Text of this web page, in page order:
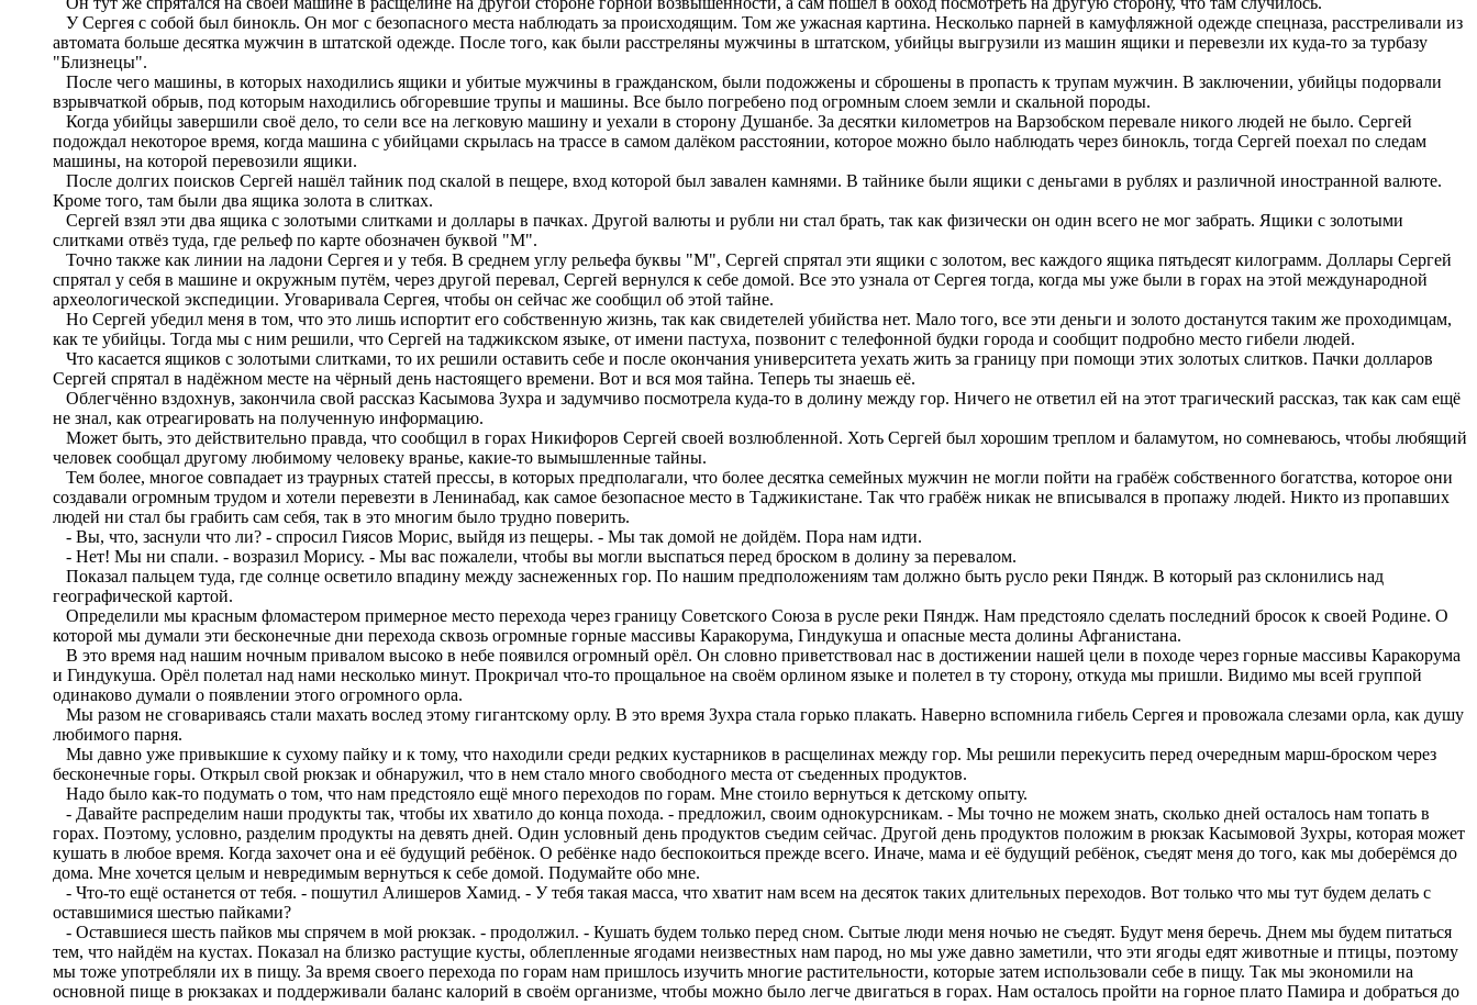
У Сергея с собой был бинокль. Он мог с безопасного места наблюдать за происходящим. Том же ужасная картина. Несколько парней в камуфляжной одежде спецназа, расстреливали из
автомата больше десятка мужчин в штатской одежде. После того, как были расстреляны мужчины в штатском, убийцы выгрузили из машин ящики и перевезли их куда-то за турбазу
"Близнецы".
После чего машины, в которых находились ящики и убитые мужчины в гражданском, были подожжены и сброшены в пропасть к трупам мужчин. В заключении, убийцы подорвали
взрывчаткой обрыв, под которым находились обгоревшие трупы и машины. Все было погребено под огромным слоем земли и скальной породы.
Когда убийцы завершили своё дело, то сели все на легковую машину и уехали в сторону Душанбе. За десятки километров на Варзобском перевале никого людей не было. Сергей
подождал некоторое время, когда машина с убийцами скрылась на трассе в самом далёком расстоянии, которое можно было наблюдать через бинокль, тогда Сергей поехал по следам
машины, на которой перевозили ящики.
После долгих поисков Сергей нашёл тайник под скалой в пещере, вход которой был завален камнями. В тайнике были ящики с деньгами в рублях и различной иностранной валюте.
Кроме того, там были два ящика золота в слитках.
Сергей взял эти два ящика с золотыми слитками и доллары в пачках. Другой валюты и рубли ни стал брать, так как физически он один всего не мог забрать. Ящики с золотыми
слитками отвёз туда, где рельеф по карте обозначен буквой "М".
Точно также как линии на ладони Сергея и у тебя. В среднем углу рельефа буквы "М", Сергей спрятал эти ящики с золотом, вес каждого ящика пятьдесят килограмм. Доллары Сергей
спрятал у себя в машине и окружным путём, через другой перевал, Сергей вернулся к себе домой. Все это узнала от Сергея тогда, когда мы уже были в горах на этой международной
археологической экспедиции. Уговаривала Сергея, чтобы он сейчас же сообщил об этой тайне.
Но Сергей убедил меня в том, что это лишь испортит его собственную жизнь, так как свидетелей убийства нет. Мало того, все эти деньги и золото достанутся таким же проходимцам,
как те убийцы. Тогда мы с ним решили, что Сергей на таджикском языке, от имени пастуха, позвонит с телефонной будки города и сообщит подробно место гибели людей.
Что касается ящиков с золотыми слитками, то их решили оставить себе и после окончания университета уехать жить за границу при помощи этих золотых слитков. Пачки долларов
Сергей спрятал в надёжном месте на чёрный день настоящего времени. Вот и вся моя тайна. Теперь ты знаешь её.
Облегчённо вздохнув, закончила свой рассказ Касымова Зухра и задумчиво посмотрела куда-то в долину между гор. Ничего не ответил ей на этот трагический рассказ, так как сам ещё
не знал, как отреагировать на полученную информацию.
Может быть, это действительно правда, что сообщил в горах Никифоров Сергей своей возлюбленной. Хоть Сергей был хорошим треплом и баламутом, но сомневаюсь, чтобы любящий
человек сообщал другому любимому человеку вранье, какие-то вымышленные тайны.
Тем более, многое совпадает из траурных статей прессы, в которых предполагали, что более десятка семейных мужчин не могли пойти на грабёж собственного богатства, которое они
создавали огромным трудом и хотели перевезти в Ленинабад, как самое безопасное место в Таджикистане. Так что грабёж никак не вписывался в пропажу людей. Никто из пропавших
людей ни стал бы грабить сам себя, так в это многим было трудно поверить.
- Вы, что, заснули что ли? - спросил Гиясов Морис, выйдя из пещеры. - Мы так домой не дойдём. Пора нам идти.
- Нет! Мы ни спали. - возразил Морису. - Мы вас пожалели, чтобы вы могли выспаться перед броском в долину за перевалом.
Показал пальцем туда, где солнце осветило впадину между заснеженных гор. По нашим предположениям там должно быть русло реки Пяндж. В который раз склонились над
географической картой.
Определили мы красным фломастером примерное место перехода через границу Советского Союза в русле реки Пяндж. Нам предстояло сделать последний бросок к своей Родине. О
которой мы думали эти бесконечные дни перехода сквозь огромные горные массивы Каракорума, Гиндукуша и опасные места долины Афганистана.
В это время над нашим ночным привалом высоко в небе появился огромный орёл. Он словно приветствовал нас в достижении нашей цели в походе через горные массивы Каракорума
и Гиндукуша. Орёл полетал над нами несколько минут. Прокричал что-то прощальное на своём орлином языке и полетел в ту сторону, откуда мы пришли. Видимо мы всей группой
одинаково думали о появлении этого огромного орла.
Мы разом не сговариваясь стали махать вослед этому гигантскому орлу. В это время Зухра стала горько плакать. Наверно вспомнила гибель Сергея и провожала слезами орла, как душу
любимого парня.
Мы давно уже привыкшие к сухому пайку и к тому, что находили среди редких кустарников в расщелинах между гор. Мы решили перекусить перед очередным марш-броском через
бесконечные горы. Открыл свой рюкзак и обнаружил, что в нем стало много свободного места от съеденных продуктов.
Надо было как-то подумать о том, что нам предстояло ещё много переходов по горам. Мне стоило вернуться к детскому опыту.
- Давайте распределим наши продукты так, чтобы их хватило до конца похода. - предложил, своим однокурсникам. - Мы точно не можем знать, сколько дней осталось нам топать в
горах. Поэтому, условно, разделим продукты на девять дней. Один условный день продуктов съедим сейчас. Другой день продуктов положим в рюкзак Касымовой Зухры, которая может
кушать в любое время. Когда захочет она и её будущий ребёнок. О ребёнке надо беспокоиться прежде всего. Иначе, мама и её будущий ребёнок, съедят меня до того, как мы доберёмся до
дома. Мне хочется целым и невредимым вернуться к себе домой. Подумайте обо мне.
- Что-то ещё останется от тебя. - пошутил Алишеров Хамид. - У тебя такая масса, что хватит нам всем на десяток таких длительных переходов. Вот только что мы тут будем делать с
оставшимися шестью пайками?
- Оставшиеся шесть пайков мы спрячем в мой рюкзак. - продолжил. - Кушать будем только перед сном. Сытые люди меня ночью не съедят. Будут меня беречь. Днем мы будем питаться
тем, что найдём на кустах. Показал на близко растущие кусты, облепленные ягодами неизвестных нам парод, но мы уже давно заметили, что эти ягоды едят животные и птицы, поэтому
мы тоже употребляли их в пищу. За время своего перехода по горам нам пришлось изучить многие растительности, которые затем использовали себе в пищу. Так мы экономили на
основной пище в рюкзаках и поддерживали баланс калорий в своём организме, чтобы можно было легче двигаться в горах. Нам осталось пройти на горное плато Памира и добраться до